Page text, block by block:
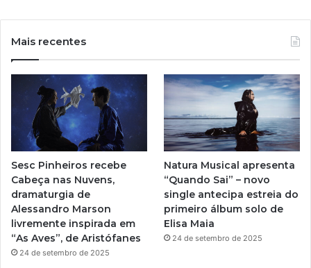
e
g
r
a
m
Mais recentes
Sesc Pinheiros recebe
Cabeça nas Nuvens,
dramaturgia de
Alessandro Marson
livremente inspirada em
“As Aves”, de Aristófanes
24 de setembro de 2025
Natura Musical apresenta
“Quando Sai” – novo
single antecipa estreia do
primeiro álbum solo de
Elisa Maia
24 de setembro de 2025